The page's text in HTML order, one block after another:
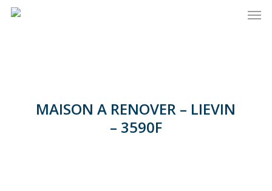
Skip
MAISON A RENOVER – LIEVIN
– 3590F